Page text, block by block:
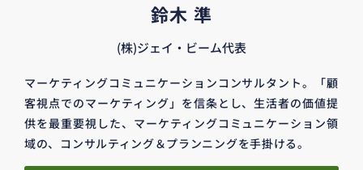
鈴木 準
(株)ジェイ・ビーム代表
マーケティングコミュニケーションコンサルタント。「顧
客視点でのマーケティング」を信条とし、生活者の価値提
供を最重要視した、マーケティングコミュニケーション領
域の、コンサルティング＆プランニングを手掛ける。